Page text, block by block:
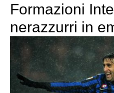
Formazioni
nerazzurri in